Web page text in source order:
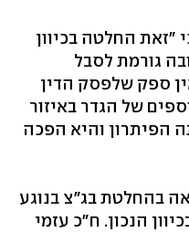
"זאת החלטה בכיוון
גורמת לסבל
ספק שלפסק הדין
של הגדר באיזור
הפיתרון והיא הפכה
בהחלטת בג"צ בנוגע
הנכון. ח"כ עזמי